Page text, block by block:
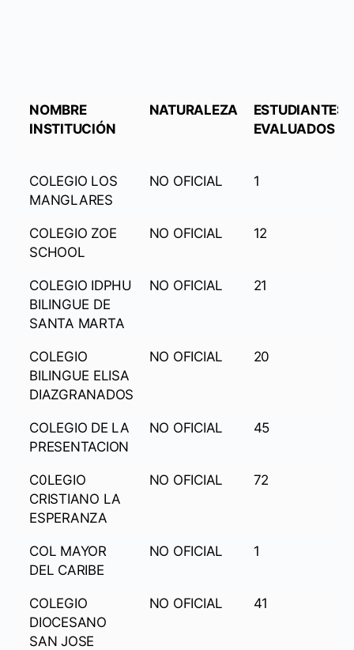
NOMBRE
INSTITUCIÓN
NATURALEZA
ESTUDIANTES
EVALUADOS
COLEGIO LOS
MANGLARES
NO OFICIAL 1
COLEGIO ZOE
SCHOOL
NO OFICIAL 12
COLEGIO IDPHU
BILINGUE DE
SANTA MARTA
NO OFICIAL 21
COLEGIO
BILINGUE ELISA
DIAZGRANADOS
NO OFICIAL 20
COLEGIO DE LA
PRESENTACION
NO OFICIAL 45
C0LEGIO
CRISTIANO LA
ESPERANZA
NO OFICIAL 72
COL MAYOR
DEL CARIBE
NO OFICIAL 1
COLEGIO
DIOCESANO
SAN JOSE
NO OFICIAL 41